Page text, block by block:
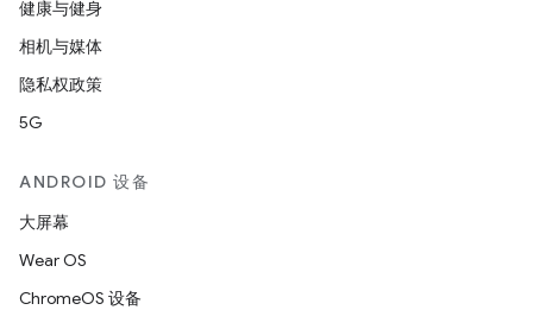
健康与健身
相机与媒体
隐私权政策
5G
ANDROID 设备
大屏幕
Wear OS
ChromeOS 设备